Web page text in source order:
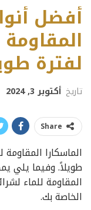
أفضل
لفترة
تاريخ أكتوبر 3, 2024
Share
الماسكارا
طويلاً. وفيما يلي
المقاومة للماء
الخاصة بك.